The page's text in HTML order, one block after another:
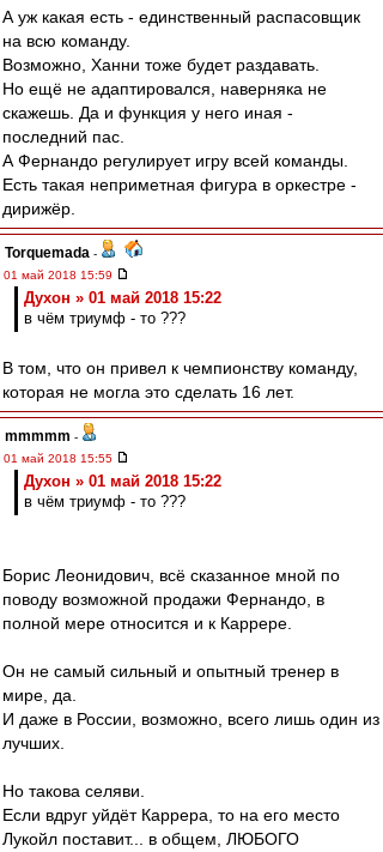
А уж какая есть - единственный распасовщик
на всю команду.
Возможно, Ханни тоже будет раздавать.
Но ещё не адаптировался, наверняка не
скажешь. Да и функция у него иная -
последний пас.
А Фернандо регулирует игру всей команды.
Есть такая неприметная фигура в оркестре -
дирижёр.
Torquemada -
01 май 2018 15:59
Духон » 01 май 2018 15:22
в чём триумф - то ???
В том, что он привел к чемпионству команду,
которая не могла это сделать 16 лет.
mmmmm -
01 май 2018 15:55
Духон » 01 май 2018 15:22
в чём триумф - то ???
Борис Леонидович, всё сказанное мной по
поводу возможной продажи Фернандо, в
полной мере относится и к Каррере.
Он не самый сильный и опытный тренер в
мире, да.
И даже в России, возможно, всего лишь один из
лучших.
Но такова селяви.
Если вдруг уйдёт Каррера, то на его место
Лукойл поставит... в общем, ЛЮБОГО